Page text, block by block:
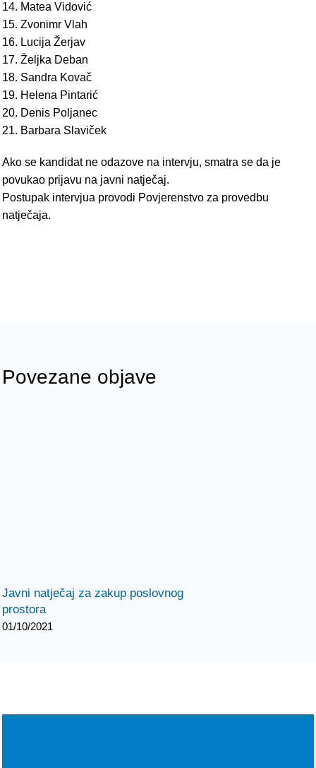
14. Matea Vidović
15. Zvonimr Vlah
16. Lucija Žerjav
17. Željka Deban
18. Sandra Kovač
19. Helena Pintarić
20. Denis Poljanec
21. Barbara Slaviček
Ako se kandidat ne odazove na intervju, smatra se da je
povukao prijavu na javni natječaj.
Postupak intervjua provodi Povjerenstvo za provedbu
natječaja.
Povezane objave
Javni natječaj za zakup poslovnog
prostora
01/10/2021